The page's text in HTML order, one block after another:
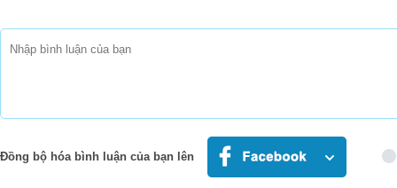
And make it OK
I know we were, yeah,
Đồng bộ hóa bình luận của bạn lên